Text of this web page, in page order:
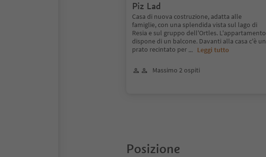
Piz Lad
Casa di nuova costruzione, adatta alle
famiglie, con una splendida vista sul lago di
Resia e sul gruppo dell'Ortles. L'appartamento
dispone di un balcone. Davanti alla casa c'è un
prato recintato per ... Leggi tutto
Massimo 2 ospiti
Posizione